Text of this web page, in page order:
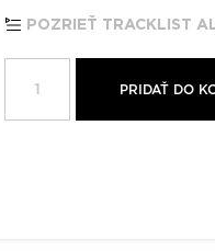
POZRIEŤ TRACKLIST
PRIDAŤ DO